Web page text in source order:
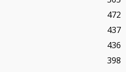
472
437
436
398